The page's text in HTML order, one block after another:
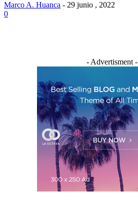
Marco A. Huanca - 29 junio , 2022
0
- Advertisment -